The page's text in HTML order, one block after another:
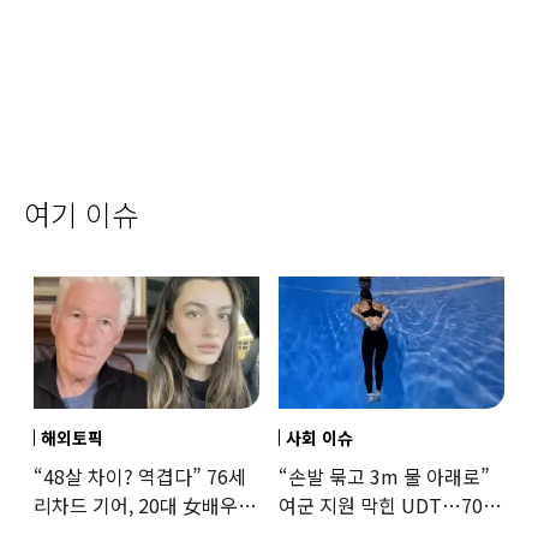
여기 이슈
해외토픽
“48살 차이? 역겹다” 76세
리차드 기어, 20대 女배우와
사회 이슈
“손발 묶고 3m 물 아래로”
여군 지원 막힌 UDT…707